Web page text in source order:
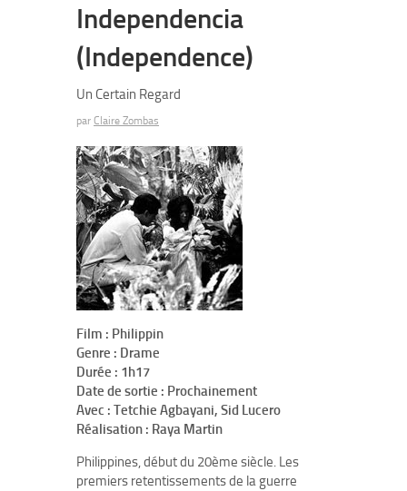
Independencia
(Independence)
Un Certain Regard
par Claire Zombas
Film : Philippin
Genre : Drame
Durée : 1h17
Date de sortie : Prochainement
Avec : Tetchie Agbayani, Sid Lucero
Réalisation : Raya Martin
Philippines, début du 20ème siècle. Les
premiers retentissements de la guerre